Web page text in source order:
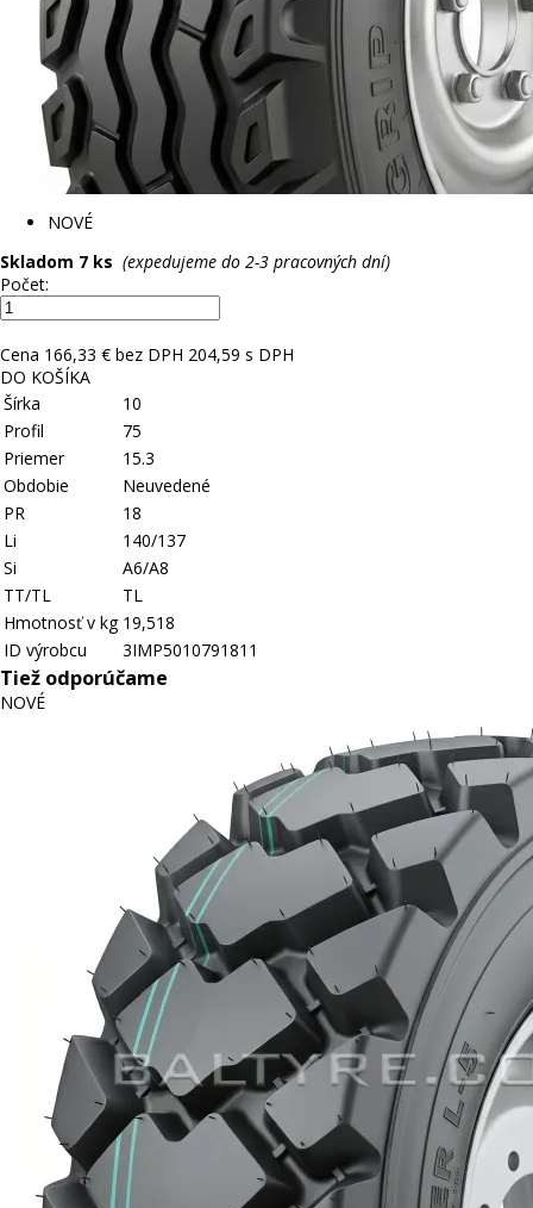
NOVÉ
Skladom 7 ks (expedujeme do 2-3 pracovných dní)
Počet:
Cena 166,33 € bez DPH 204,59 s DPH
DO KOŠÍKA
Šírka
10
Profil
75
Priemer
15.3
Obdobie
Neuvedené
PR
18
Li
140/137
Si
A6/A8
TT/TL
TL
Hmotnosť v kg 19,518
ID výrobcu
3IMP5010791811
Tiež odporúčame
NOVÉ